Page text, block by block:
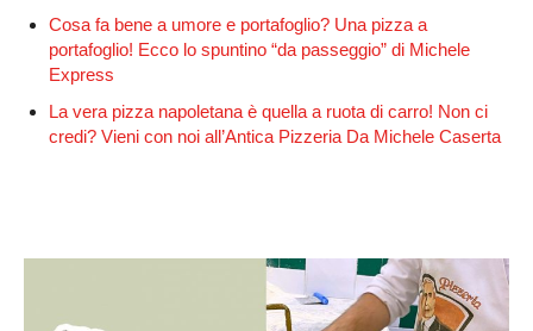
Cosa fa bene a umore e portafoglio? Una pizza a
portafoglio! Ecco lo spuntino “da passeggio” di Michele
Express
La vera pizza napoletana è quella a ruota di carro! Non ci
credi? Vieni con noi all’Antica Pizzeria Da Michele Caserta